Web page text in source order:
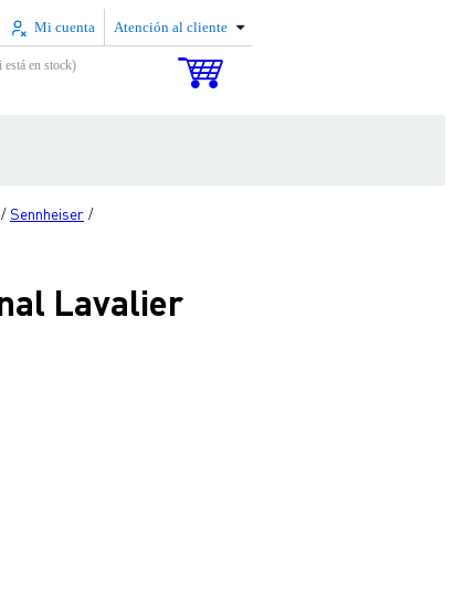
Mi cuenta Atención al cliente
está en stock)
/Sennheiser /
Lavalier